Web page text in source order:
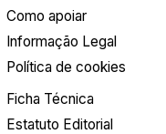
Como apoiar
Informação Legal
Política de cookies
Ficha Técnica
Estatuto Editorial